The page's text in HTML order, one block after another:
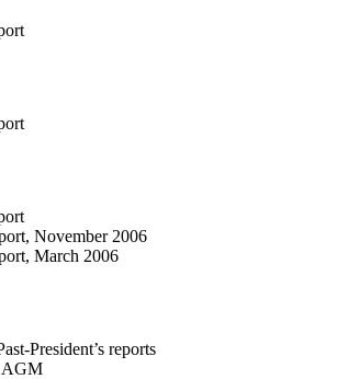
November 2006
March 2006
President’s reports
AGM